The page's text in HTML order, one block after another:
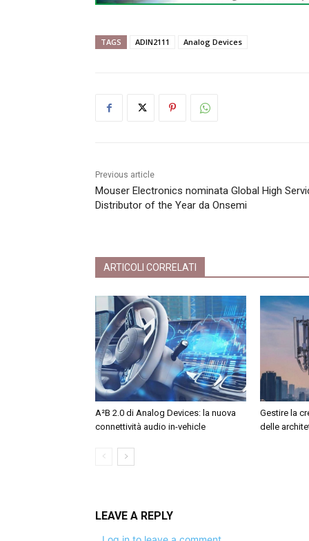
TAGS ADIN2111 Analog Devices
Previous article
Mouser Electronics nominata Global High
Distributor of the Year da Onsemi
ARTICOLI CORRELATI
A²B 2.0 di Analog Devices: la nuova
connettività audio in-vehicle
Gestire la
delle
LEAVE A REPLY